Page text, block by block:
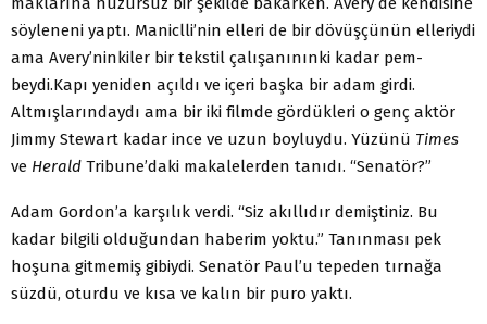
söyleneni yaptı. Maniclli’nin elleri de bir dövüşçünün elle­riydi
ama Avery’ninkiler bir tekstil çalışanınınki kadar pem­
beydi.Kapı yeniden açıldı ve içeri başka bir adam girdi.
Altmışlarındaydı ama bir iki filmde gördükleri o genç aktör
Jimmy Stewart kadar ince ve uzun boyluydu. Yüzünü Times
ve Herald Tribune’daki makalelerden tanıdı. “Senatör?”
Adam Gordon’a karşılık verdi. “Siz akıllıdır demiştiniz. Bu
kadar bilgili olduğundan haberim yoktu.” Tanınması pek
hoşuna gitmemiş gibiydi. Senatör Paul’u tepeden tırnağa
süzdü, oturdu ve kısa ve kalın bir puro yaktı.